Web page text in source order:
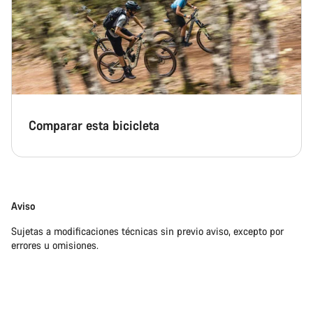
Comparar esta bicicleta
Aviso
Sujetas a modificaciones técnicas sin previo aviso, excepto por
errores u omisiones.